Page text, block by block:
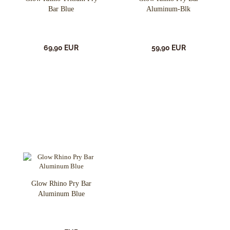
Bar Blue
69,90 EUR
Aluminum-Blk
59,90 EUR
Glow Rhino Pry Bar
Aluminum Blue